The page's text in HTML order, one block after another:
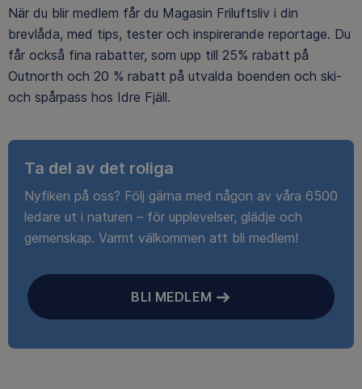
När du blir medlem får du Magasin Friluftsliv i din
brevlåda, med tips, tester och inspirerande reportage. Du
får också fina rabatter, som upp till 25% rabatt på
Outnorth och 20 % rabatt på utvalda boenden och ski-
och spårpass hos Idre Fjäll.
Ta del av det roliga
Nyfiken på oss? Följ gärna med någon av våra 6500
ledare ut i naturen – för upplevelser, glädje och
gemenskap. Varmt välkommen att bli medlem!
BLI MEDLEM